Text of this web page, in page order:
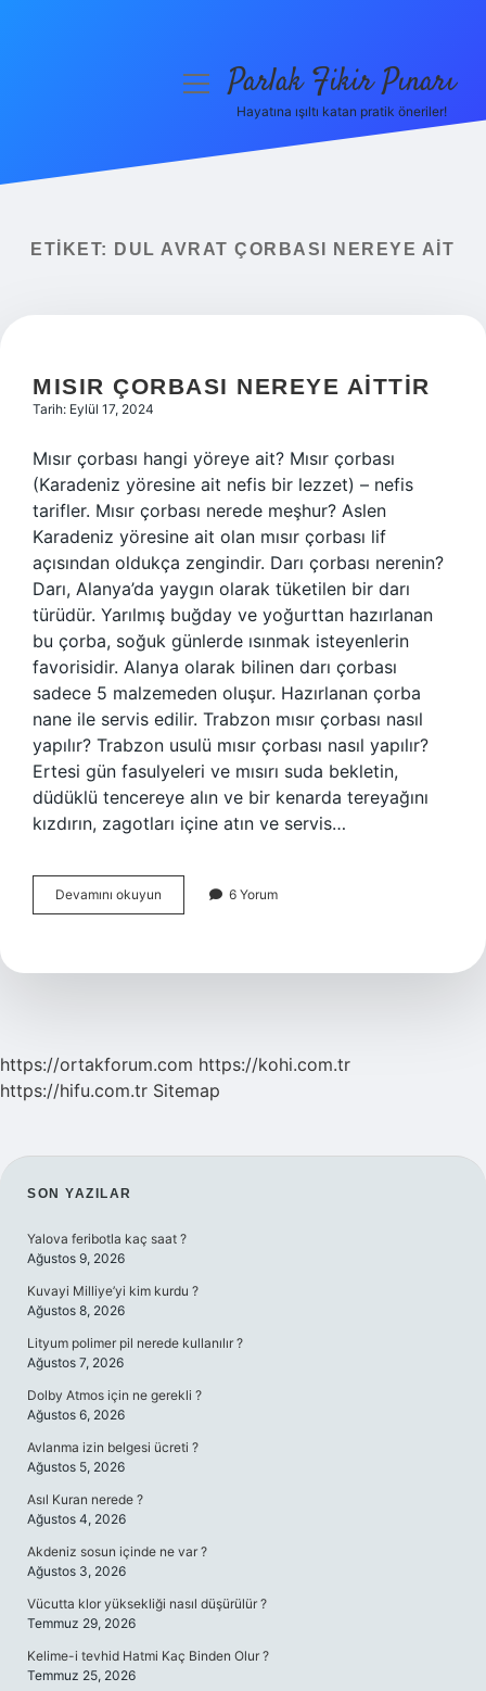
Yasal Uyarı
menüyüParlak Fikir Pınarı
Hayatına ışıltı katan pratik öneriler!
ETIKET: DUL AVRAT ÇORBASI NEREYE AIT
MISIR ÇORBASI NEREYE AITTIR
Tarih: Eylül 17, 2024
Mısır çorbası hangi yöreye ait? Mısır çorbası
(Karadeniz yöresine ait nefis bir lezzet) – nefis
tarifler. Mısır çorbası nerede meşhur? Aslen
Karadeniz yöresine ait olan mısır çorbası lif
açısından oldukça zengindir. Darı çorbası nerenin?
Darı, Alanya’da yaygın olarak tüketilen bir darı
türüdür. Yarılmış buğday ve yoğurttan hazırlanan
bu çorba, soğuk günlerde ısınmak isteyenlerin
favorisidir. Alanya olarak bilinen darı çorbası
sadece 5 malzemeden oluşur. Hazırlanan çorba
nane ile servis edilir. Trabzon mısır çorbası nasıl
yapılır? Trabzon usulü mısır çorbası nasıl yapılır?
Ertesi gün fasulyeleri ve mısırı suda bekletin,
düdüklü tencereye alın ve bir kenarda tereyağını
kızdırın, zagotları içine atın ve servis…
Devamını okuyun
Çorbası
6 Yorum
https://ortakforum.com https://kohi.com.tr
https://hifu.com.tr Sitemap
SIDEBAR
SON YAZILAR
Yalova feribotla kaç saat ?
Ağustos 9, 2026
Kuvayi Milliye’yi kim kurdu ?
Ağustos 8, 2026
Lityum polimer pil nerede kullanılır ?
Ağustos 7, 2026
Dolby Atmos için ne gerekli ?
Ağustos 6, 2026
Avlanma izin belgesi ücreti ?
Ağustos 5, 2026
Asıl Kuran nerede ?
Ağustos 4, 2026
Akdeniz sosun içinde ne var ?
Ağustos 3, 2026
Vücutta klor yüksekliği nasıl düşürülür ?
Temmuz 29, 2026
Kelime-i tevhid Hatmi Kaç Binden Olur ?
Temmuz 25, 2026